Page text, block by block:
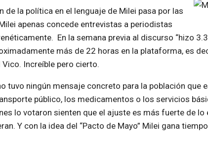
de la política en el lenguaje de Milei pasa por las
apenas concede entrevistas a periodistas
En la semana previa al discurso “hizo
más de 22 horas en la plataforma, es
Increíble pero cierto.
tuvo ningún mensaje concreto para la población que
público, los medicamentos o los servicios
lo votaron sienten que el ajuste es más fuerte de lo
Y con la idea del “Pacto de Mayo” Milei gana